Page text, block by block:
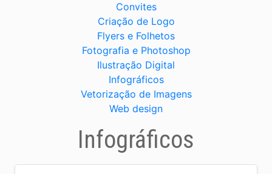
Convites
Criação de Logo
Flyers e Folhetos
Fotografia e Photoshop
Ilustração Digital
Infográficos
Vetorização de Imagens
Web design
Infográficos